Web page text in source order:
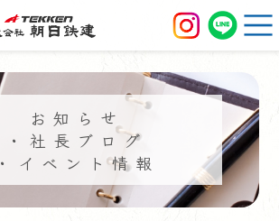
お知らせ
・社長ブログ
・イベント情報